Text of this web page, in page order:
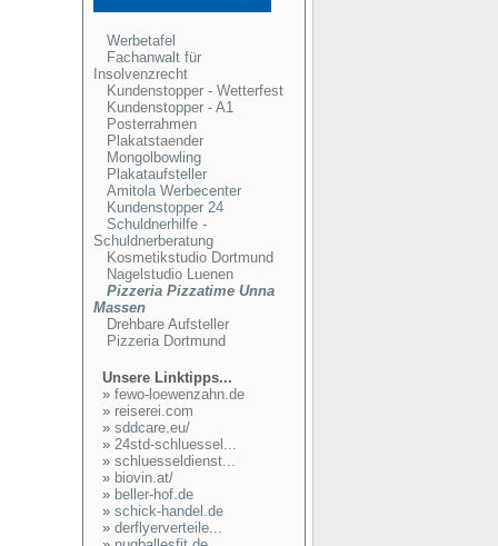
Werbetafel
Fachanwalt für
Insolvenzrecht
Kundenstopper - Wetterfest
Kundenstopper - A1
Posterrahmen
Plakatstaender
Mongolbowling
Plakataufsteller
Amitola Werbecenter
Kundenstopper 24
Schuldnerhilfe -
Schuldnerberatung
Kosmetikstudio Dortmund
Nagelstudio Luenen
Pizzeria Pizzatime Unna
Massen
Drehbare Aufsteller
Pizzeria Dortmund
Unsere Linktipps...
» fewo-loewenzahn.de
» reiserei.com
» sddcare.eu/
» 24std-schluessel...
» schluesseldienst...
» biovin.at/
» beller-hof.de
» schick-handel.de
» derflyerverteile...